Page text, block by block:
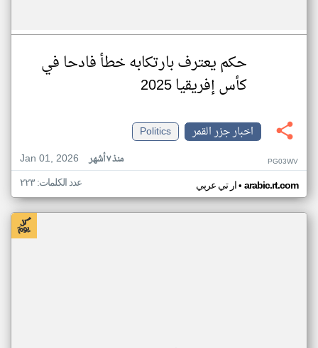
حكم يعترف بارتكابه خطأ فادحا في
كأس إفريقيا 2025
اخبار جزر القمر
Politics
Jan 01, 2026
منذ ٧ أشهر PG03WV
ار تي عربي• arabic.rt.com عدد الكلمات: ٢٢٣